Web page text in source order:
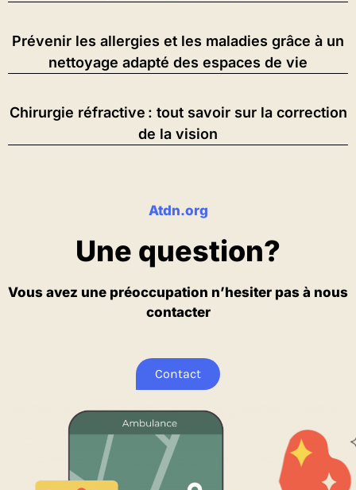
Prévenir les allergies et les maladies grâce à un
nettoyage adapté des espaces de vie
Chirurgie réfractive : tout savoir sur la correction
de la vision
Atdn.org
Une question?
Vous avez une préoccupation n’hesiter pas à nous
contacter
Contact